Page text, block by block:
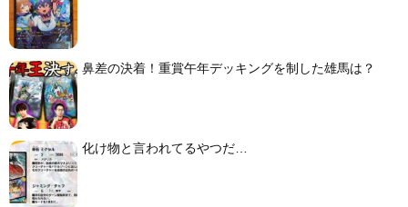
鼻差の決着！重賞午年デッキングを制した雄馬は？
化け物と言われてるやつだ…